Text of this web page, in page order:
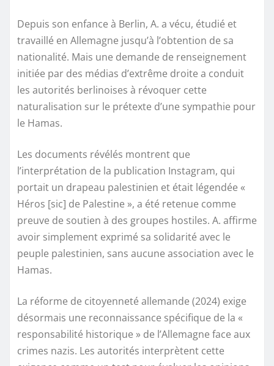
Depuis son enfance à Berlin, A. a vécu, étudié et
travaillé en Allemagne jusqu’à l’obtention de sa
nationalité. Mais une demande de renseignement
initiée par des médias d’extrême droite a conduit
les autorités berlinoises à révoquer cette
naturalisation sur le prétexte d’une sympathie pour
le Hamas.
Les documents révélés montrent que
l’interprétation de la publication Instagram, qui
portait un drapeau palestinien et était légendée «
Héros [sic] de Palestine », a été retenue comme
preuve de soutien à des groupes hostiles. A. affirme
avoir simplement exprimé sa solidarité avec le
peuple palestinien, sans aucune association avec le
Hamas.
La réforme de citoyenneté allemande (2024) exige
désormais une reconnaissance spécifique de la «
responsabilité historique » de l’Allemagne face aux
crimes nazis. Les autorités interprètent cette